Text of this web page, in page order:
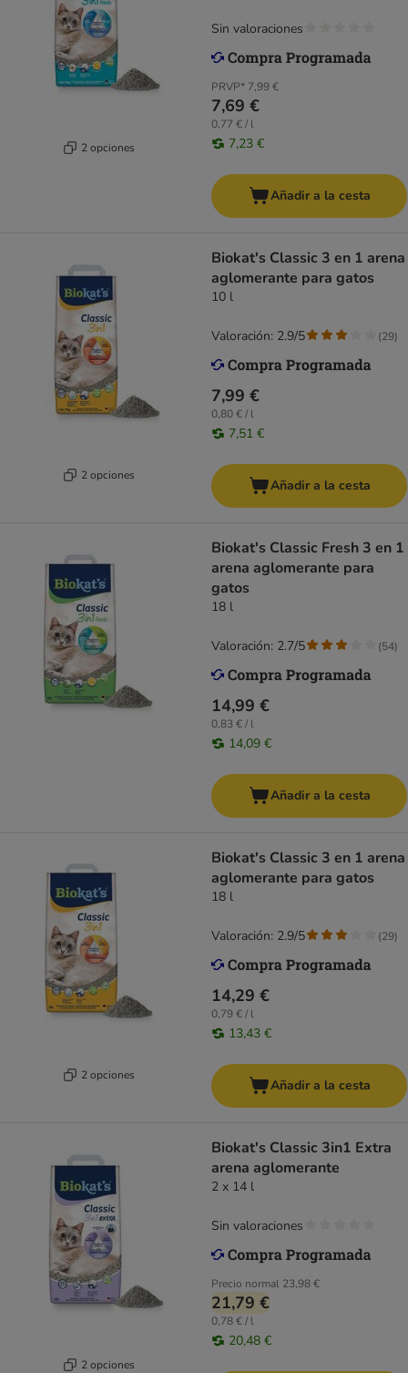
2 opciones
PRVP* 7,99 €
7,69 €
0,77 € / l
7,23 €
Sin valoraciones
Añadir a la cesta
2 opciones
Biokat's Classic 3 en 1 arena
aglomerante para gatos
10 l
7,99 €
0,80 € / l
7,51 €
Valoración: 2.9/5 (29)
Añadir a la cesta
Biokat's Classic Fresh 3 en 1
arena aglomerante para
gatos
18 l
14,99 €
0,83 € / l
14,09 €
Valoración: 2.7/5 (54)
Añadir a la cesta
2 opciones
Biokat's Classic 3 en 1 arena
aglomerante para gatos
18 l
14,29 €
0,79 € / l
13,43 €
Valoración: 2.9/5 (29)
Añadir a la cesta
2 opciones
Biokat's Classic 3in1 Extra
arena aglomerante
2 x 14 l
Precio normal 23,98 €
21,79 €
0,78 € / l
20,48 €
Sin valoraciones